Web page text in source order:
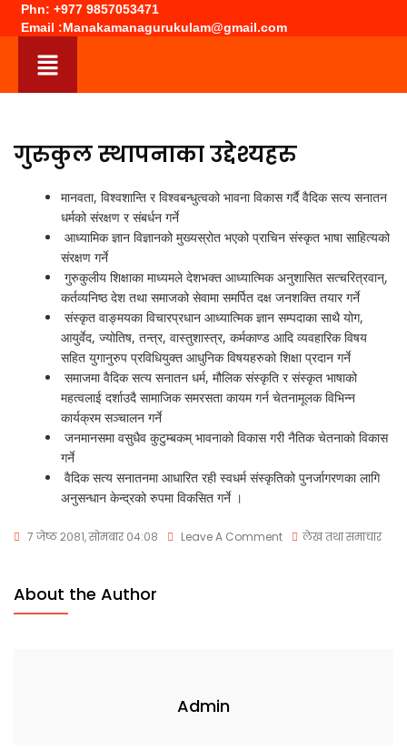
Phn: +977 9857053471
Email :Manakamanagurukulam@gmail.com
गुरुकुल स्थापनाका उद्देश्यहरु
मानवता, विश्वशान्ति र विश्वबन्धुत्वको भावना विकास गर्दै वैदिक सत्य सनातन
धर्मको संरक्षण र संबर्धन गर्ने
आध्यामिक ज्ञान विज्ञानको मुख्यस्रोत भएको प्राचिन संस्कृत भाषा साहित्यको
संरक्षण गर्ने
गुरुकुलीय शिक्षाका माध्यमले देशभक्त आध्यात्मिक अनुशासित सत्चरित्रवान्,
कर्तव्यनिष्ठ देश तथा समाजको सेवामा समर्पित दक्ष जनशक्ति तयार गर्ने
संस्कृत वाङ्मयका विचारप्रधान आध्यात्मिक ज्ञान सम्पदाका साथै योग,
आयुर्वेद, ज्योतिष, तन्त्र, वास्तुशास्त्र, कर्मकाण्ड आदि व्यवहारिक विषय
सहित युगानुरुप प्रविधियुक्त आधुनिक विषयहरुको शिक्षा प्रदान गर्ने
समाजमा वैदिक सत्य सनातन धर्म, मौलिक संस्कृति र संस्कृत भाषाको
महत्वलाई दर्शाउदै सामाजिक समरसता कायम गर्न चेतनामूलक विभिन्न
कार्यक्रम सञ्चालन गर्ने
जनमानसमा वसुधैव कुटुम्बकम् भावनाको विकास गरी नैतिक चेतनाको विकास
गर्ने
वैदिक सत्य सनातनमा आधारित रही स्वधर्म संस्कृतिको पुनर्जागरणका लागि
अनुसन्धान केन्द्रको रुपमा विकसित गर्ने ।
७ जेष्ठ २०८१, सोमबार ०४:०८ Leave A Comment लेख तथा समाचार
About the Author
Admin